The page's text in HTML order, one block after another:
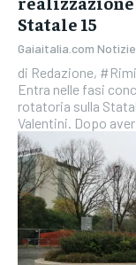
Statale 15
Gaiaitalia.com Notizie
di Redazione,
Entra nelle fasi
rotatoria sulla
Valentini. Dopo aver